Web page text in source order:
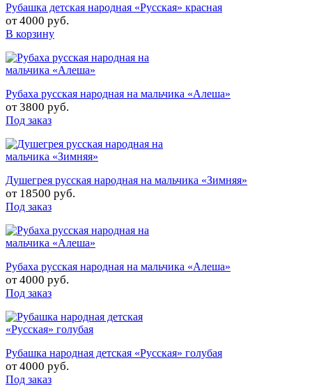
Рубашка детская народная «Русская» красная
от4000 руб.
В корзину
Рубаха русская народная на мальчика «Алеша»
от3800 руб.
Под заказ
Душегрея русская народная на мальчика «Зимняя»
от 18500 руб.
Под заказ
Рубаха русская народная на мальчика «Алеша»
от4000 руб.
Под заказ
Рубашка народная детская «Русская» голубая
от4000 руб.
Под заказ